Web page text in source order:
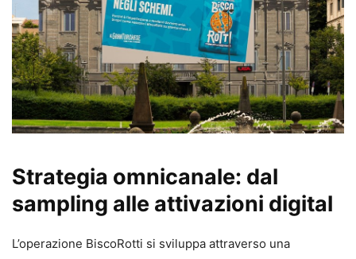
Strategia omnicanale: dal
sampling alle attivazioni digital
L’operazione BiscoRotti si sviluppa attraverso una